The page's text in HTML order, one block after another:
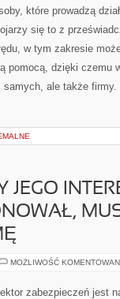
które prowadzą
się to z
w tym zakresie
pomocą, dzięki czemu
ale także
JEGO
MOŻLIWOŚĆ
zabezpieczeń jest